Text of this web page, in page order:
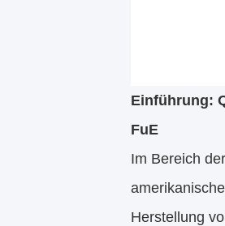
Einführung:
FuE
Im Bereich
Herstellung